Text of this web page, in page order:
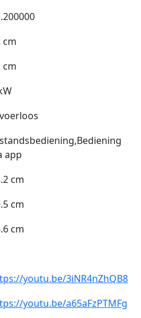
cm
cm
app
cm
cm
cm
youtu.be/3iNR4nZhQB8
youtu.be/a65aFzPTMFg